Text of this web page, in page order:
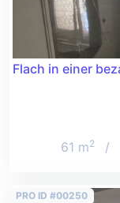
Flach in einer
61 m2 /
PRO ID #00250